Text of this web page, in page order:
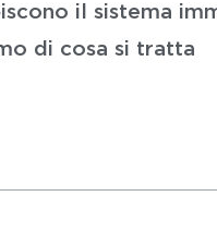
il sistema
di cosa si tratta